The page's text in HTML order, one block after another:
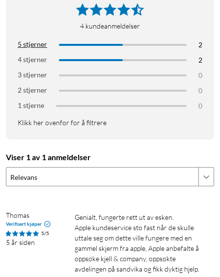
4 kundeanmeldelser
5 stjerner
2
4 stjerner
2
3 stjerner
0
2 stjerner
0
1 stjerne
0
Klikk her ovenfor for å filtrere
Viser 1 av 1 anmeldelser
Relevans
Thomas
Verifisert kjøper
5/5
5 år siden
genialt, fungerte rett ut av esken.
Apple kundeservice sto fast når de skulle
uttale seg om dette ville fungere med en
gammel skjerm fra apple, Apple anbefalte å
oppsøke kjell & company, oppsøkte
avdelingen på sandvika og fikk dyktig hjelp.